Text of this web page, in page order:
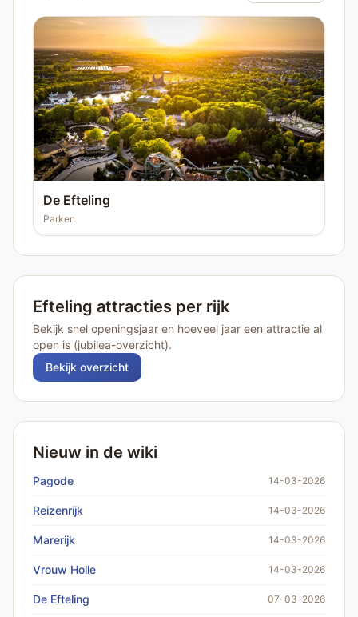
De Efteling
Parken
Efteling attracties per rijk
Bekijk snel openingsjaar en hoeveel jaar een attractie al
open is (jubilea-overzicht).
Bekijk overzicht
Nieuw in de wiki
Pagode 14-03-2026
Reizenrijk 14-03-2026
Marerijk 14-03-2026
Vrouw Holle 14-03-2026
De Efteling 07-03-2026